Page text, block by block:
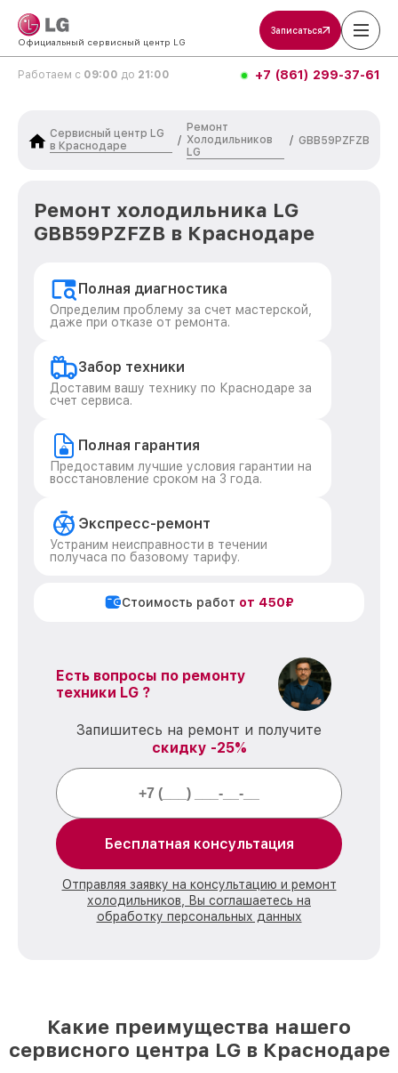
Официальный сервисный центр LG
Записаться
Работаем с 09:00 до 21:00 +7 (861) 299-37-61
Сервисный центр LG
в Краснодаре
/
Ремонт
Холодильников
LG
/ GBB59PZFZB
Ремонт холодильника LG
GBB59PZFZB в Краснодаре
Полная диагностика
Определим проблему за счет мастерской,
даже при отказе от ремонта.
Забор техники
Доставим вашу технику по Краснодаре за
счет сервиса.
Полная гарантия
Предоставим лучшие условия гарантии на
восстановление сроком на 3 года.
Экспресс-ремонт
Устраним неисправности в течении
получаса по базовому тарифу.
Стоимость работ от 450₽
Есть вопросы по ремонту
техники LG ?
Запишитесь на ремонт и получите
скидку -25%
Бесплатная консультация
Отправляя заявку на консультацию и ремонт
холодильников, Вы соглашаетесь на
обработку персональных данных
Какие преимущества нашего
сервисного центра LG в Краснодаре